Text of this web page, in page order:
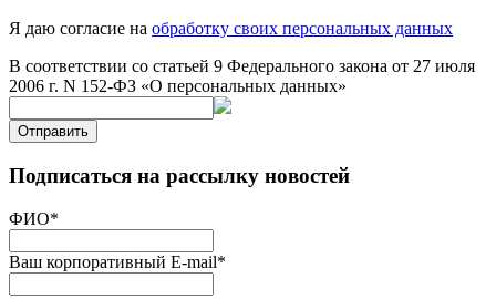
Я даю согласие на обработку своих персональных данных
В соответствии со статьей 9 Федерального закона от 27 июля
2006 г. N 152-ФЗ «О персональных данных»
Отправить
Подписаться на рассылку новостей
ФИО*
Ваш корпоративный E-mail*